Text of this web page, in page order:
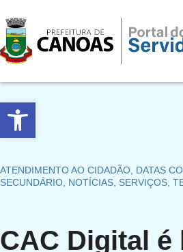
Abrir a barra de
ATENDIMENTO AO CIDADÃO DATAS
SECUNDÁRIO NOTÍCIAS SERVIÇOS
CAC Digital é